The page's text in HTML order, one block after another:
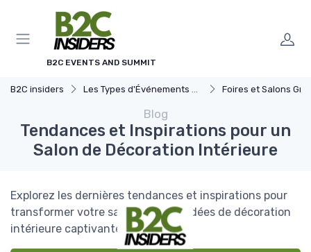
B2C EVENTS AND SUMMIT
B2C insiders Les Types d'Événements B2C Foires et Salons Grand
Blog
Tendances et Inspirations pour un
Salon de Décoration Intérieure
Explorez les dernières tendances et inspirations pour
transformer votre salon avec des idées de décoration
intérieure captivantes.
Panneau de gestion des cookies